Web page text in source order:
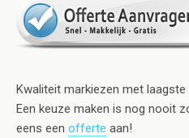
Kwaliteit markiezen met laagste
Een keuze maken is nog nooit
eens een offerte aan!